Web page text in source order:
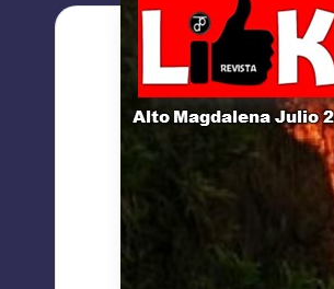
M